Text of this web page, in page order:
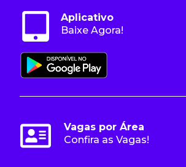
Aplicativo
Baixe Agora!
Vagas por Área
Confira as Vagas!